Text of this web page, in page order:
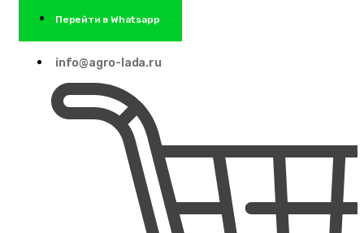
Перейти в Whatsapp
info@agro-lada.ru